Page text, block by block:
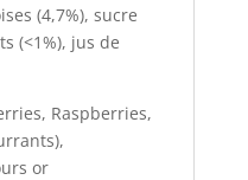
(4,7%), sucre
(<1%), jus de
Raspberries,
or